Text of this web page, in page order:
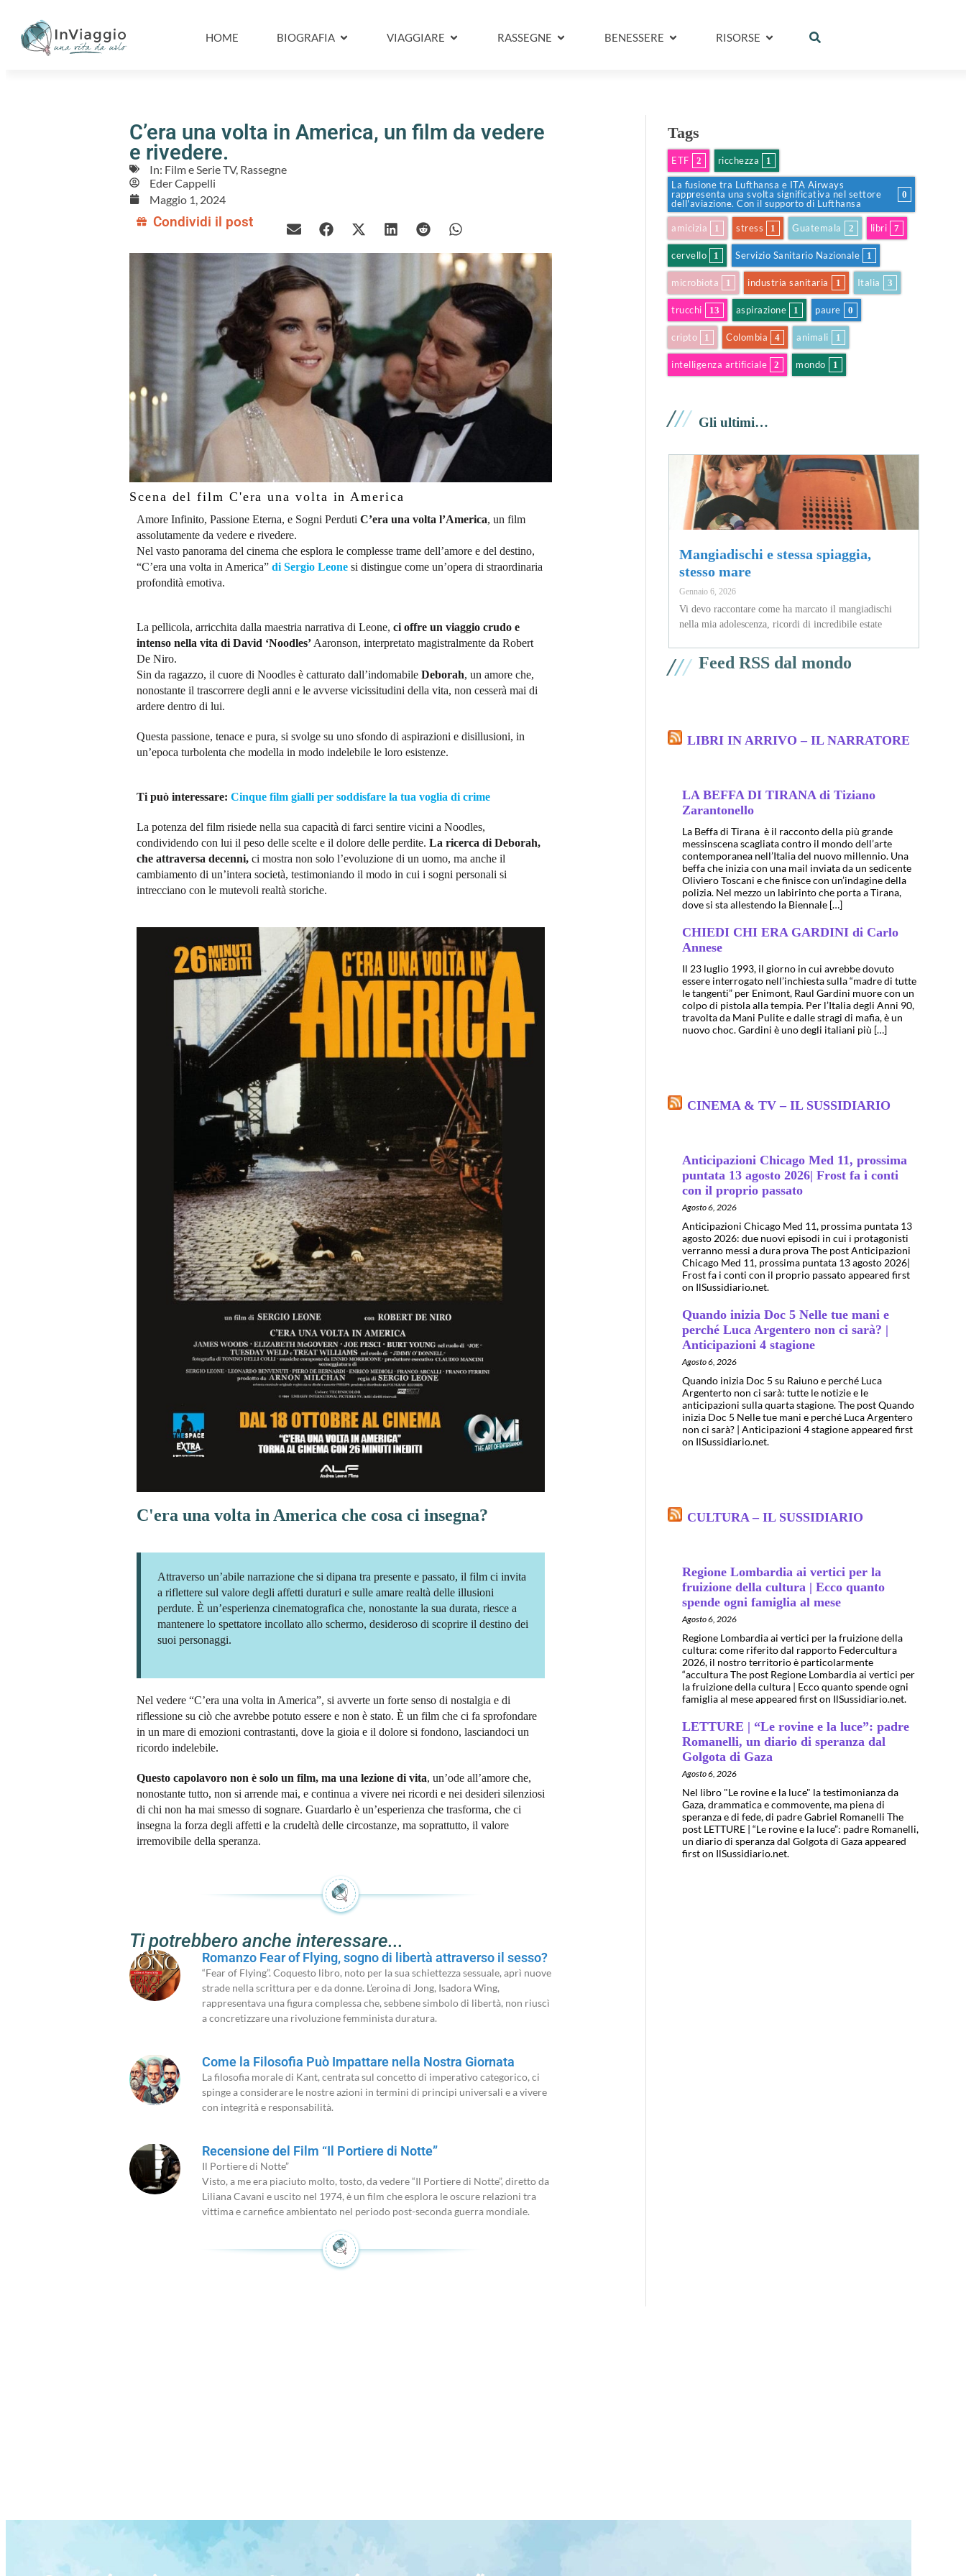
HOME BIOGRAFIA VIAGGIARE RASSEGNE BENESSERE RISORSE
C’era una volta in America, un film da vedere
e rivedere.
In: Film e Serie TV, Rassegne
Eder Cappelli
Maggio 1, 2024
Condividi il post
Scena del film C'era una volta in America
Amore Infinito, Passione Eterna, e Sogni Perduti C’era una volta l’America, un film
assolutamente da vedere e rivedere.
Nel vasto panorama del cinema che esplora le complesse trame dell’amore e del destino,
“C’era una volta in America” di Sergio Leone si distingue come un’opera di straordinaria
profondità emotiva.
La pellicola, arricchita dalla maestria narrativa di Leone, ci offre un viaggio crudo e
intenso nella vita di David ‘Noodles’ Aaronson, interpretato magistralmente da Robert
De Niro.
Sin da ragazzo, il cuore di Noodles è catturato dall’indomabile Deborah, un amore che,
nonostante il trascorrere degli anni e le avverse vicissitudini della vita, non cesserà mai di
ardere dentro di lui.
Questa passione, tenace e pura, si svolge su uno sfondo di aspirazioni e disillusioni, in
un’epoca turbolenta che modella in modo indelebile le loro esistenze.
Ti può interessare: Cinque film gialli per soddisfare la tua voglia di crime
La potenza del film risiede nella sua capacità di farci sentire vicini a Noodles,
condividendo con lui il peso delle scelte e il dolore delle perdite. La ricerca di Deborah,
che attraversa decenni, ci mostra non solo l’evoluzione di un uomo, ma anche il
cambiamento di un’intera società, testimoniando il modo in cui i sogni personali si
intrecciano con le mutevoli realtà storiche.
C'era una volta in America che cosa ci insegna?
Attraverso un’abile narrazione che si dipana tra presente e passato, il film ci invita
a riflettere sul valore degli affetti duraturi e sulle amare realtà delle illusioni
perdute. È un’esperienza cinematografica che, nonostante la sua durata, riesce a
mantenere lo spettatore incollato allo schermo, desideroso di scoprire il destino dei
suoi personaggi.
Nel vedere “C’era una volta in America”, si avverte un forte senso di nostalgia e di
riflessione su ciò che avrebbe potuto essere e non è stato. È un film che ci fa sprofondare
in un mare di emozioni contrastanti, dove la gioia e il dolore si fondono, lasciandoci un
ricordo indelebile.
Questo capolavoro non è solo un film, ma una lezione di vita, un’ode all’amore che,
nonostante tutto, non si arrende mai, e continua a vivere nei ricordi e nei desideri silenziosi
di chi non ha mai smesso di sognare. Guardarlo è un’esperienza che trasforma, che ci
insegna la forza degli affetti e la crudeltà delle circostanze, ma soprattutto, il valore
irremovibile della speranza.
Ti potrebbero anche interessare...
Romanzo Fear of Flying, sogno di libertà attraverso il sesso?
“Fear of Flying”. Coquesto libro, noto per la sua schiettezza sessuale, aprì nuove
strade nella scrittura per e da donne. L’eroina di Jong, Isadora Wing,
rappresentava una figura complessa che, sebbene simbolo di libertà, non riuscì
a concretizzare una rivoluzione femminista duratura.
Come la Filosofia Può Impattare nella Nostra Giornata
La filosofia morale di Kant, centrata sul concetto di imperativo categorico, ci
spinge a considerare le nostre azioni in termini di principi universali e a vivere
con integrità e responsabilità.
Recensione del Film “Il Portiere di Notte”
Il Portiere di Notte”
Visto, a me era piaciuto molto, tosto, da vedere “Il Portiere di Notte”, diretto da
Liliana Cavani e uscito nel 1974, è un film che esplora le oscure relazioni tra
vittima e carnefice ambientato nel periodo post-seconda guerra mondiale.
Tags
ETF 2 ricchezza 1
La fusione tra Lufthansa e ITA Airways
rappresenta una svolta significativa nel settore
dell'aviazione. Con il supporto di Lufthansa
0
amicizia 1 stress 1 Guatemala 2 libri 7
cervello 1 Servizio Sanitario Nazionale 1
microbiota 1 industria sanitaria 1 Italia 3
trucchi 13 aspirazione 1 paure 0
cripto 1 Colombia 4 animali 1
intelligenza artificiale 2 mondo 1
/// Gli ultimi…
Mangiadischi e stessa spiaggia,
stesso mare
Gennaio 6, 2026
Vi devo raccontare come ha marcato il mangiadischi
nella mia adolescenza, ricordi di incredibile estate
/// Feed RSS dal mondo
LIBRI IN ARRIVO – IL NARRATORE
LA BEFFA DI TIRANA di Tiziano
Zarantonello
La Beffa di Tirana è il racconto della più grande
messinscena scagliata contro il mondo dell’arte
contemporanea nell’Italia del nuovo millennio. Una
beffa che inizia con una mail inviata da un sedicente
Oliviero Toscani e che finisce con un’indagine della
polizia. Nel mezzo un labirinto che porta a Tirana,
dove si sta allestendo la Biennale […]
CHIEDI CHI ERA GARDINI di Carlo
Annese
Il 23 luglio 1993, il giorno in cui avrebbe dovuto
essere interrogato nell’inchiesta sulla “madre di tutte
le tangenti” per Enimont, Raul Gardini muore con un
colpo di pistola alla tempia. Per l’Italia degli Anni 90,
travolta da Mani Pulite e dalle stragi di mafia, è un
nuovo choc. Gardini è uno degli italiani più […]
CINEMA & TV – IL SUSSIDIARIO
Anticipazioni Chicago Med 11, prossima
puntata 13 agosto 2026| Frost fa i conti
con il proprio passato
Agosto 6, 2026
Anticipazioni Chicago Med 11, prossima puntata 13
agosto 2026: due nuovi episodi in cui i protagonisti
verranno messi a dura prova The post Anticipazioni
Chicago Med 11, prossima puntata 13 agosto 2026|
Frost fa i conti con il proprio passato appeared first
on IlSussidiario.net.
Quando inizia Doc 5 Nelle tue mani e
perché Luca Argentero non ci sarà? |
Anticipazioni 4 stagione
Agosto 6, 2026
Quando inizia Doc 5 su Raiuno e perché Luca
Argenterto non ci sarà: tutte le notizie e le
anticipazioni sulla quarta stagione. The post Quando
inizia Doc 5 Nelle tue mani e perché Luca Argentero
non ci sarà? | Anticipazioni 4 stagione appeared first
on IlSussidiario.net.
CULTURA – IL SUSSIDIARIO
Regione Lombardia ai vertici per la
fruizione della cultura | Ecco quanto
spende ogni famiglia al mese
Agosto 6, 2026
Regione Lombardia ai vertici per la fruizione della
cultura: come riferito dal rapporto Federcultura
2026, il nostro territorio è particolarmente
“accultura The post Regione Lombardia ai vertici per
la fruizione della cultura | Ecco quanto spende ogni
famiglia al mese appeared first on IlSussidiario.net.
LETTURE | “Le rovine e la luce”: padre
Romanelli, un diario di speranza dal
Golgota di Gaza
Agosto 6, 2026
Nel libro "Le rovine e la luce" la testimonianza da
Gaza, drammatica e commovente, ma piena di
speranza e di fede, di padre Gabriel Romanelli The
post LETTURE | “Le rovine e la luce”: padre Romanelli,
un diario di speranza dal Golgota di Gaza appeared
first on IlSussidiario.net.